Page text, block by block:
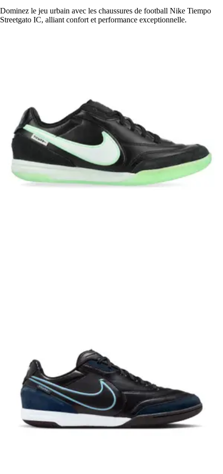
Dominez le jeu urbain avec les chaussures de football Nike Tiempo
Streetgato IC, alliant confort et performance exceptionnelle.